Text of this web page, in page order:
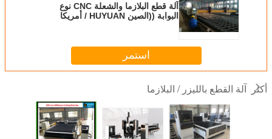
آلة قطع البلازما والشعلة CNC نوع
البوابة ((الصين HUYUAN / أمريكا
استمر
أكثر آلة القطع بالليزر / البلازما